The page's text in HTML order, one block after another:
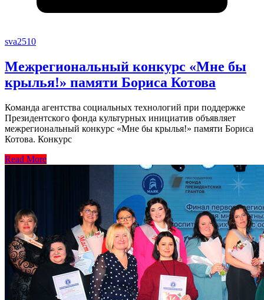
sva2510
Межрегиональный конкурс «Мне бы
крылья!» памяти Бориса Котова
Команда агентства социальных технологий при поддержке
Президентского фонда культурных инициатив объявляет
межрегиональный конкурс «Мне бы крылья!» памяти Бориса
Котова. Конкурс
Read More